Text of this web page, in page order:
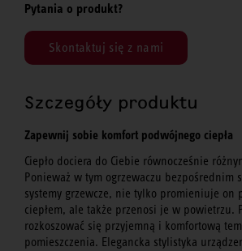
Pytania o produkt?
Skontaktuj się z nami
Szczegóły produktu
Zapewnij sobie komfort podwójnego ciepła
Ciepło dociera do Ciebie równocześnie
Ponieważ w tym ogrzewaczu bezpośrednim
systemy grzewcze, nie tylko promieniuje on
ciepłem, ale także przenosi je w powietrzu.
rozkoszować się przyjemną i komfortową
pomieszczenia. Elegancka stylistyka